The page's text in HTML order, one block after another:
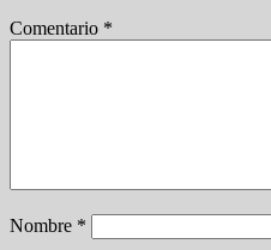
Comentario *
Nombre *